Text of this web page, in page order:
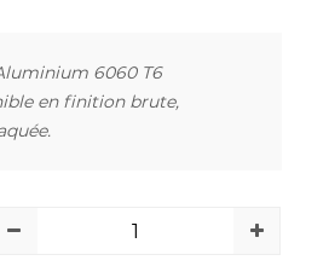
6060 T6
en finition brute,